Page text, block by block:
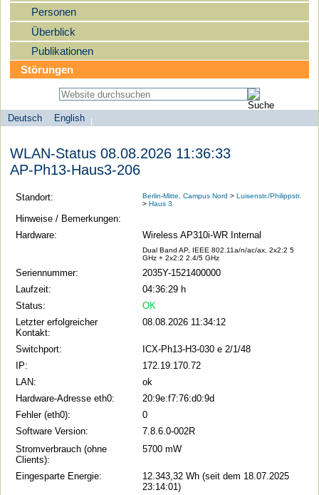
Personen
Überblick
Publikationen
Störungen
Sprachauswahl
Deutsch
English
search-menu
Universität
zu
Berlin
Computer-
WLAN-Status 08.08.2026 11:36:33
AP-Ph13-Haus3-206
Standort: Berlin-Mitte, Campus Nord >Luisenstr./Philippstr.
>Haus 3
Hinweise / Bemerkungen:
Hardware:
Wireless AP310i-WR Internal
Dual Band AP, IEEE 802.11a/n/ac/ax, 2x2:2 5
GHz + 2x2:2 2.4/5 GHz
Seriennummer:
2035Y-1521400000
Laufzeit:
04:36:29 h
Status:
OK
Letzter erfolgreicher
Kontakt:
08.08.2026 11:34:12
Switchport:
ICX-Ph13-H3-030 e 2/1/48
IP:
172.19.170.72
LAN:
ok
Hardware-Adresse eth0:
20:9e:f7:76:d0:9d
Fehler (eth0):
0
Software Version:
7.8.6.0-002R
Stromverbrauch (ohne
Clients):
5700 mW
Eingesparte Energie:
12.343,32 Wh (seit dem 18.07.2025
23:14:01)